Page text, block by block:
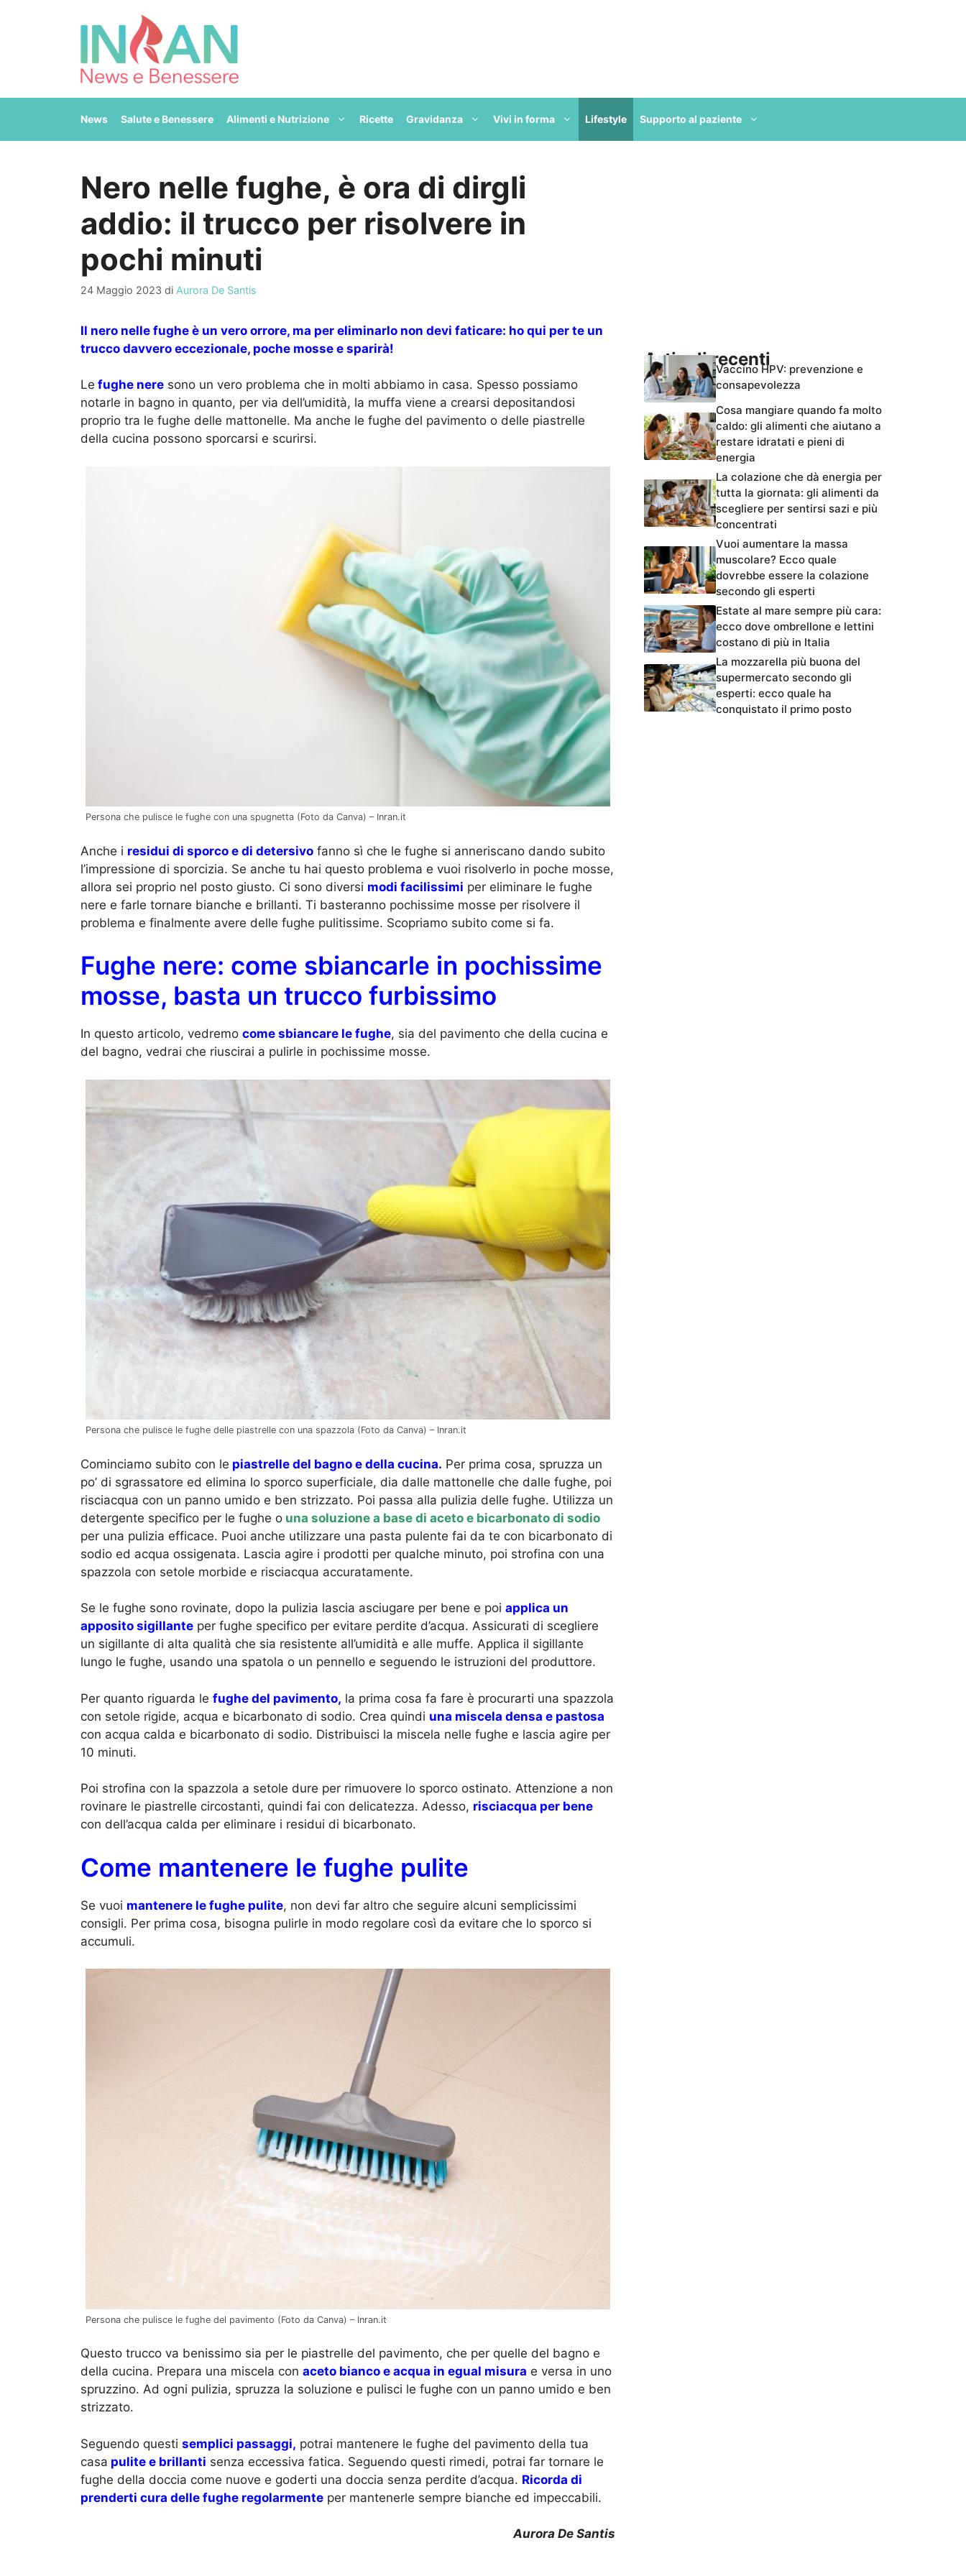
News Salute e Benessere Alimenti e Nutrizione Ricette Gravidanza Vivi in forma Lifestyle Supporto al paziente
Nero nelle fughe, è ora di dirgli
addio: il trucco per risolvere in
pochi minuti
24 Maggio 2023 di Aurora De Santis
Il nero nelle fughe è un vero orrore, ma per eliminarlo non devi faticare: ho qui per te un
trucco davvero eccezionale, poche mosse e sparirà!
Le fughe nere sono un vero problema che in molti abbiamo in casa. Spesso possiamo
notarle in bagno in quanto, per via dell’umidità, la muffa viene a crearsi depositandosi
proprio tra le fughe delle mattonelle. Ma anche le fughe del pavimento o delle piastrelle
della cucina possono sporcarsi e scurirsi.
Persona che pulisce le fughe con una spugnetta (Foto da Canva) – Inran.it
Anche i residui di sporco e di detersivo fanno sì che le fughe si anneriscano dando subito
l’impressione di sporcizia. Se anche tu hai questo problema e vuoi risolverlo in poche mosse,
allora sei proprio nel posto giusto. Ci sono diversi modi facilissimi per eliminare le fughe
nere e farle tornare bianche e brillanti. Ti basteranno pochissime mosse per risolvere il
problema e finalmente avere delle fughe pulitissime. Scopriamo subito come si fa.
Fughe nere: come sbiancarle in pochissime
mosse, basta un trucco furbissimo
In questo articolo, vedremo come sbiancare le fughe, sia del pavimento che della cucina e
del bagno, vedrai che riuscirai a pulirle in pochissime mosse.
Persona che pulisce le fughe delle piastrelle con una spazzola (Foto da Canva) – Inran.it
Cominciamo subito con le piastrelle del bagno e della cucina. Per prima cosa, spruzza un
po’ di sgrassatore ed elimina lo sporco superficiale, dia dalle mattonelle che dalle fughe, poi
risciacqua con un panno umido e ben strizzato. Poi passa alla pulizia delle fughe. Utilizza un
detergente specifico per le fughe o una soluzione a base di aceto e bicarbonato di sodio
per una pulizia efficace. Puoi anche utilizzare una pasta pulente fai da te con bicarbonato di
sodio ed acqua ossigenata. Lascia agire i prodotti per qualche minuto, poi strofina con una
spazzola con setole morbide e risciacqua accuratamente.
Se le fughe sono rovinate, dopo la pulizia lascia asciugare per bene e poi applica un
apposito sigillante per fughe specifico per evitare perdite d’acqua. Assicurati di scegliere
un sigillante di alta qualità che sia resistente all’umidità e alle muffe. Applica il sigillante
lungo le fughe, usando una spatola o un pennello e seguendo le istruzioni del produttore.
Per quanto riguarda le fughe del pavimento, la prima cosa fa fare è procurarti una spazzola
con setole rigide, acqua e bicarbonato di sodio. Crea quindi una miscela densa e pastosa
con acqua calda e bicarbonato di sodio. Distribuisci la miscela nelle fughe e lascia agire per
10 minuti.
Poi strofina con la spazzola a setole dure per rimuovere lo sporco ostinato. Attenzione a non
rovinare le piastrelle circostanti, quindi fai con delicatezza. Adesso, risciacqua per bene
con dell’acqua calda per eliminare i residui di bicarbonato.
Come mantenere le fughe pulite
Se vuoi mantenere le fughe pulite, non devi far altro che seguire alcuni semplicissimi
consigli. Per prima cosa, bisogna pulirle in modo regolare così da evitare che lo sporco si
accumuli.
Persona che pulisce le fughe del pavimento (Foto da Canva) – Inran.it
Questo trucco va benissimo sia per le piastrelle del pavimento, che per quelle del bagno e
della cucina. Prepara una miscela con aceto bianco e acqua in egual misura e versa in uno
spruzzino. Ad ogni pulizia, spruzza la soluzione e pulisci le fughe con un panno umido e ben
strizzato.
Seguendo questi semplici passaggi, potrai mantenere le fughe del pavimento della tua
casa pulite e brillanti senza eccessiva fatica. Seguendo questi rimedi, potrai far tornare le
fughe della doccia come nuove e goderti una doccia senza perdite d’acqua. Ricorda di
prenderti cura delle fughe regolarmente per mantenerle sempre bianche ed impeccabili.
Aurora De Santis
Articoli recentiVaccino HPV: prevenzione e
consapevolezza
Cosa mangiare quando fa molto
caldo: gli alimenti che aiutano a
restare idratati e pieni di
energia
La colazione che dà energia per
tutta la giornata: gli alimenti da
scegliere per sentirsi sazi e più
concentrati
Vuoi aumentare la massa
muscolare? Ecco quale
dovrebbe essere la colazione
secondo gli esperti
Estate al mare sempre più cara:
ecco dove ombrellone e lettini
costano di più in Italia
La mozzarella più buona del
supermercato secondo gli
esperti: ecco quale ha
conquistato il primo posto